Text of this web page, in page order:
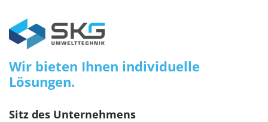
Wir bieten Ihnen individuelle
Lösungen.
Sitz des Unternehmens